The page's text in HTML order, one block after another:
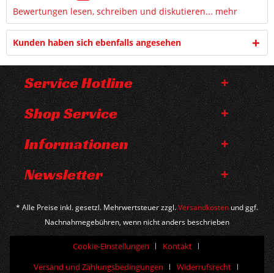
Bewertungen lesen, schreiben und diskutieren... mehr
Kunden haben sich ebenfalls angesehen
Service Hotline
Shop Service
Informationen
Newsletter
* Alle Preise inkl. gesetzl. Mehrwertsteuer zzgl.Versandkosten und ggf.
Nachnahmegebühren, wenn nicht anders beschrieben
Cookie-Einstellungen
Kontakt
Versand und Zahlungsbedingungen
Widerrufsrecht